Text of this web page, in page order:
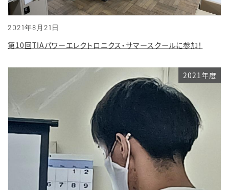
2021年8月21日
第10回TIAパワーエレクトロニクス・サマースクールに参加！
2021年度